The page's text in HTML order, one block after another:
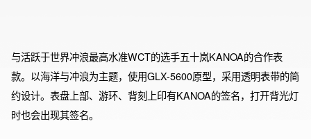
与活跃于世界冲浪最高水准WCT的选手五十岚KANOA的合作表
款。以海洋与冲浪为主题，使用GLX-5600原型，采用透明表带的简
约设计。表盘上部、游环、背刻上印有KANOA的签名，打开背光灯
时也会出现其签名。